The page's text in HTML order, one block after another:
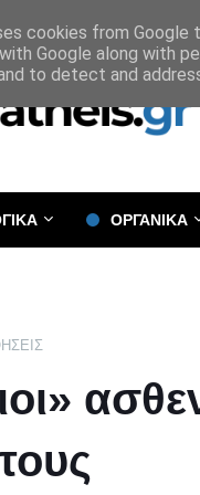
ΟΡΓΑΝΙΚΑ
cookies from Google
Google along with
to detect and